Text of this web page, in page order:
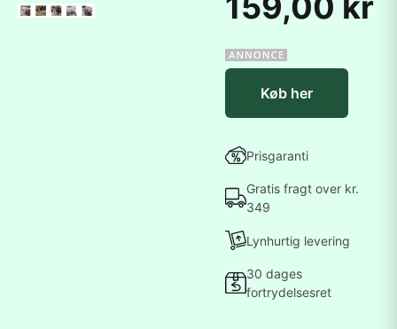
Køb her
Prisgaranti
Gratis fragt over kr.
349
Lynhurtig levering
30 dages
fortrydelsesret